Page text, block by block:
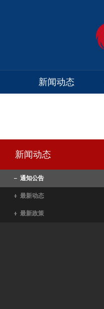
新闻动态
新闻动态
通知公告
最新动态
最新政策